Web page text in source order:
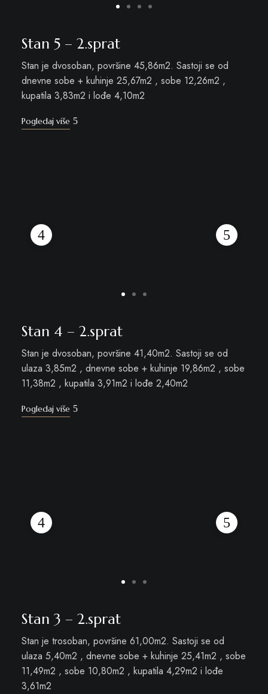
Stan 5 – 2.sprat
Stan je dvosoban, površine 45,86m2. Sastoji se od
dnevne sobe + kuhinje 25,67m2 , sobe 12,26m2 ,
kupatila 3,83m2 i lođe 4,10m2
Pogledaj više
Stan 4 – 2.sprat
Stan je dvosoban, površine 41,40m2. Sastoji se od
ulaza 3,85m2 , dnevne sobe + kuhinje 19,86m2 , sobe
11,38m2 , kupatila 3,91m2 i lođe 2,40m2
Pogledaj više
Stan 3 – 2.sprat
Stan je trosoban, površine 61,00m2. Sastoji se od
ulaza 5,40m2 , dnevne sobe + kuhinje 25,41m2 , sobe
11,49m2 , sobe 10,80m2 , kupatila 4,29m2 i lođe
3,61m2